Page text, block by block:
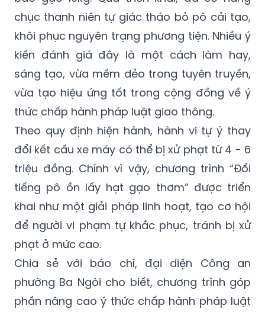
chục thanh niên tự giác tháo bỏ pô cải tạo,
khôi phục nguyên trạng phương tiện. Nhiều ý
kiến đánh giá đây là một cách làm hay,
sáng tạo, vừa mềm dẻo trong tuyên truyền,
vừa tạo hiệu ứng tốt trong cộng đồng về ý
thức chấp hành pháp luật giao thông.
Theo quy định hiện hành, hành vi tự ý thay
đổi kết cấu xe máy có thể bị xử phạt từ 4 - 6
triệu đồng. Chính vì vậy, chương trình “Đổi
tiếng pô ồn lấy hạt gạo thơm” được triển
khai như một giải pháp linh hoạt, tạo cơ hội
để người vi phạm tự khắc phục, tránh bị xử
phạt ở mức cao.
Chia sẻ với báo chí, đại diện Công an
phường Ba Ngòi cho biết, chương trình góp
phần nâng cao ý thức chấp hành pháp luật